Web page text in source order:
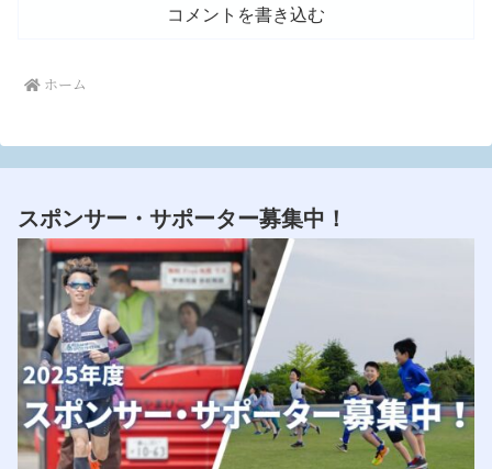
コメントを書き込む
ホーム
スポンサー・サポーター募集中！